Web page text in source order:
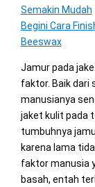
Semakin Mudah
Begini Cara
Beeswax
Jamur pada
faktor. Baik dari
manusianya
jaket kulit pada
tumbuhnya
karena lama
faktor manusia
basah, entah